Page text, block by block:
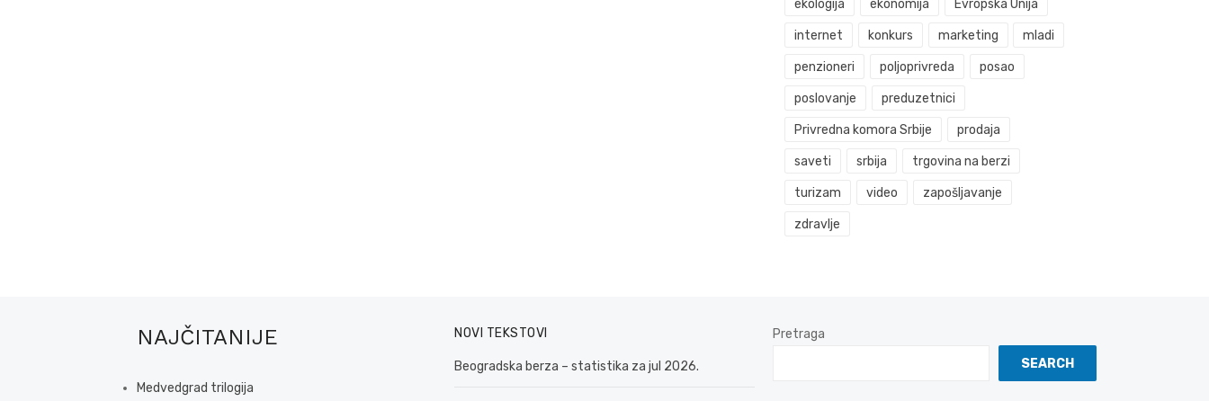
ekologija ekonomija Evropska Unija
internet konkurs marketing mladi
penzioneri poljoprivreda posao
poslovanje preduzetnici
Privredna komora Srbije prodaja
saveti srbija trgovina na berzi
turizam video zapošljavanje
zdravlje
NAJČITANIJE
Medvedgrad trilogija
NOVI TEKSTOVI
Beogradska berza – statistika za jul 2026.
Pretraga
SEARCH